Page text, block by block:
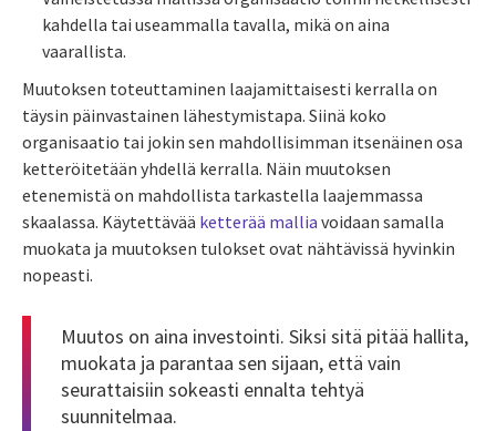
kahdella tai useammalla tavalla, mikä on aina
vaarallista.
Muutoksen toteuttaminen laajamittaisesti kerralla on
täysin päinvastainen lähestymistapa. Siinä koko
organisaatio tai jokin sen mahdollisimman itsenäinen osa
ketteröitetään yhdellä kerralla. Näin muutoksen
etenemistä on mahdollista tarkastella laajemmassa
skaalassa. Käytettävää ketterää mallia voidaan samalla
muokata ja muutoksen tulokset ovat nähtävissä hyvinkin
nopeasti.
Muutos on aina investointi. Siksi sitä pitää hallita,
muokata ja parantaa sen sijaan, että vain
seurattaisiin sokeasti ennalta tehtyä
suunnitelmaa.